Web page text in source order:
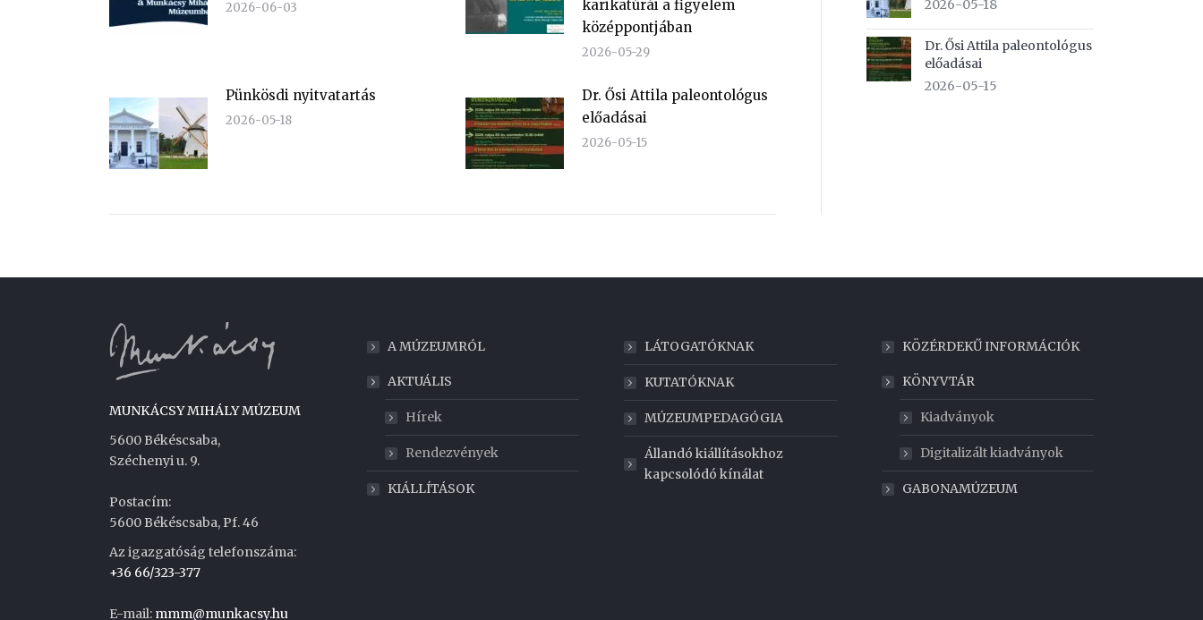
2026-06-03
karikatúrái a figyelem
középpontjában
2026-05-29
Pünkösdi nyitvatartás
2026-05-18
Dr. Ősi Attila paleontológus
előadásai
2026-05-15
2026-05-18
Dr. Ősi Attila paleontológus
előadásai
2026-05-15
MUNKÁCSY MIHÁLY MÚZEUM
5600 Békéscsaba,
Széchenyi u. 9.
Postacím:
5600 Békéscsaba, Pf. 46
Az igazgatóság telefonszáma:
+36 66/323-377
E-mail: mmm@munkacsy.hu
A MÚZEUMRÓL
AKTUÁLIS
Hírek
Rendezvények
KIÁLLÍTÁSOK
LÁTOGATÓKNAK
KUTATÓKNAK
MÚZEUMPEDAGÓGIA
Állandó kiállításokhoz
kapcsolódó kínálat
KÖZÉRDEKŰ INFORMÁCIÓK
KÖNYVTÁR
Kiadványok
Digitalizált kiadványok
GABONAMÚZEUM